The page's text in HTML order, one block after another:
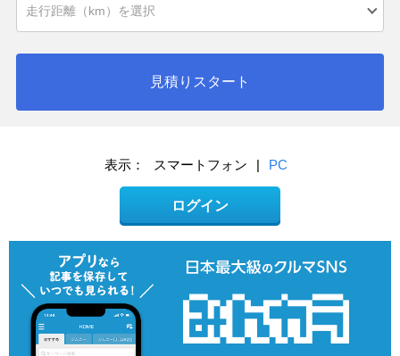
見積りスタート
表示： スマートフォン | PC
ログイン